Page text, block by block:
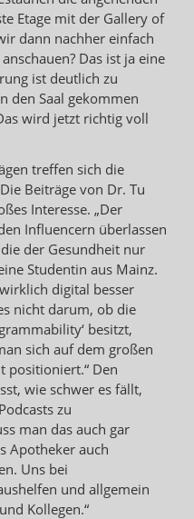
Etage mit der Gallery of
dann nachher einfach
Das ist ja eine
ist deutlich zu
den Saal gekommen
wird jetzt richtig voll
treffen sich die
Beiträge von Dr. Tu
Interesse. „Der
Influencern überlassen
der Gesundheit nur
Studentin aus Mainz.
digital besser
nicht darum, ob die
besitzt,
sich auf dem großen
positioniert.“ Den
wie schwer es fällt,
zu
man das auch gar
Apotheker auch
Uns bei
und allgemein
Kollegen.“